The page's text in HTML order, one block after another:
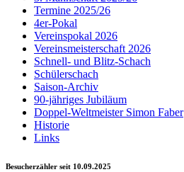
Termine 2025/26
4er-Pokal
Vereinspokal 2026
Vereinsmeisterschaft 2026
Schnell- und Blitz-Schach
Schülerschach
Saison-Archiv
90-jähriges Jubiläum
Doppel-Weltmeister Simon Faber
Historie
Links
Besucherzähler seit 10.09.2025